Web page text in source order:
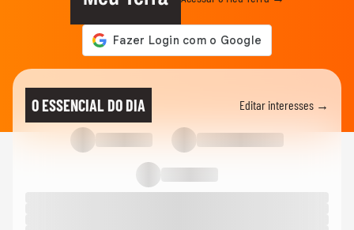
O ESSENCIAL DO DIA Editar interesses →